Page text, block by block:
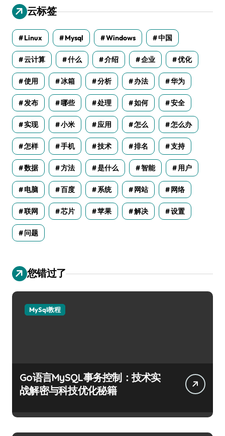
云标签
Linux Mysql Windows 中国
云计算 什么 介绍 企业 优化
使用 冰箱 分析 办法 华为
发布 哪些 处理 如何 安全
实现 小米 应用 怎么 怎么办
怎样 手机 技术 排名 支持
数据 方法 是什么 智能 用户
电脑 百度 系统 网站 网络
联网 芯片 苹果 解决 设置
问题
您错过了
MySql教程
Go语言MySQL事务控制：技术实
战解密与科技优化秘籍